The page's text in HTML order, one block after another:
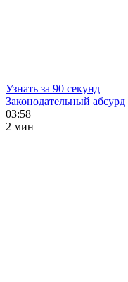
Узнать за 90 секунд
Законодательный абсурд
03:58
2 мин